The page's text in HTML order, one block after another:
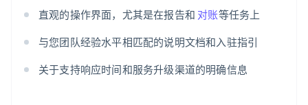
直观的操作界面，尤其是在报告和 对账等任务上
与您团队经验水平相匹配的说明文档和入驻指引
关于支持响应时间和服务升级渠道的明确信息